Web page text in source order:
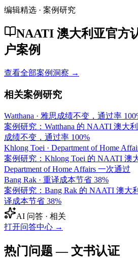
编辑精选 · 案例研究
NAATI 澳大利亚官方
户案例
查看全部案例洞察 →
相关案例研究
Watthana · 雅思成绩不变，通过率
案例研究：Watthana 的 NAATI 澳大
成绩不变，通过率 100%
Khlong Toei · Department of Home
案例研究：Khlong Toei 的 NAATI
Department of Home Affairs 一次通过
Bang Rak · 重译成本节省 38%
案例研究：Bang Rak 的 NAATI 澳
译成本节省 38%
AI 问答 · 相关
打开问答中心 →
热门问题 — 文书认证